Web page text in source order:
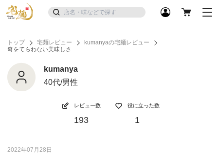
トップ 宅麺レビュー
kumanyaの宅麺レビュー
奇をてらわない美味しさ
kumanya
40代/男性
レビュー数
193
役に立った数
1
2022年07月28日